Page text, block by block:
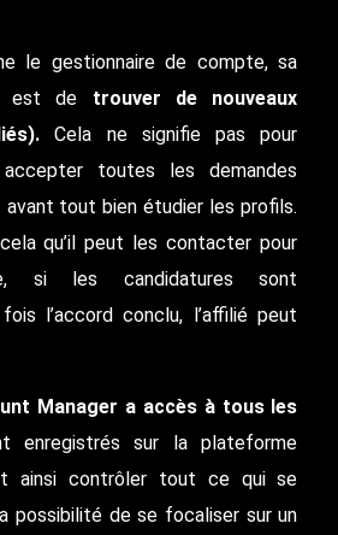
le gestionnaire de compte, sa
est de trouver de nouveaux
Cela ne signifie pas pour
toutes les demandes
avant tout bien étudier les profils.
cela qu’il peut les contacter pour
si les candidatures sont
l’accord conclu, l’affilié peut
Manager a accès à tous les
enregistrés sur la plateforme
ainsi contrôler tout ce qui se
possibilité de se focaliser sur un